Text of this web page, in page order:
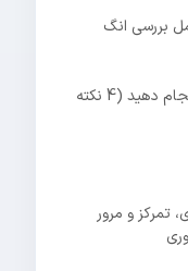
بررسی انگ
اشتباهاتی که هنگام خرید قهوه نباید انجام دهید (4 نکته
تمرکز و مرور